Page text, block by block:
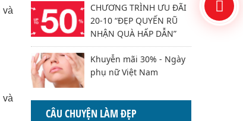
và
và
CHƯƠNG TRÌNH ƯU ĐÃI
20-10 “ĐẸP QUYẾN RŨ
NHẬN QUÀ HẤP DẪN”
Khuyễn mãi 30% - Ngày
phụ nữ Việt Nam
CÂU CHUYỆN LÀM ĐẸP